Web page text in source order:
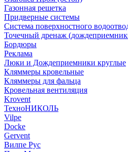
Газонная решетка
Придверные системы
Система поверхностного
Точечный дренаж
Бордюры
Рекламa
Люки и Дождеприемники круглые
Кляммеры кровельные
Кляммеры для фальца
Кровельная вентиляция
Krovent
ТехноНИКОЛЬ
Vilpe
Docke
Gervent
Вилпе Рус